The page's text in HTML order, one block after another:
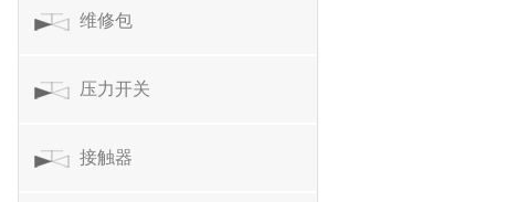
维修包
压力开关
接触器